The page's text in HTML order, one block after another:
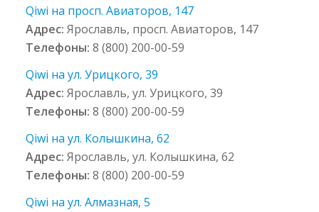
Qiwi на просп. Авиаторов, 147
Адрес:Ярославль, просп. Авиаторов, 147
Телефоны:8 (800) 200-00-59
Qiwi на ул. Урицкого, 39
Адрес:Ярославль, ул. Урицкого, 39
Телефоны:8 (800) 200-00-59
Qiwi на ул. Колышкина, 62
Адрес:Ярославль, ул. Колышкина, 62
Телефоны:8 (800) 200-00-59
Qiwi на ул. Алмазная, 5